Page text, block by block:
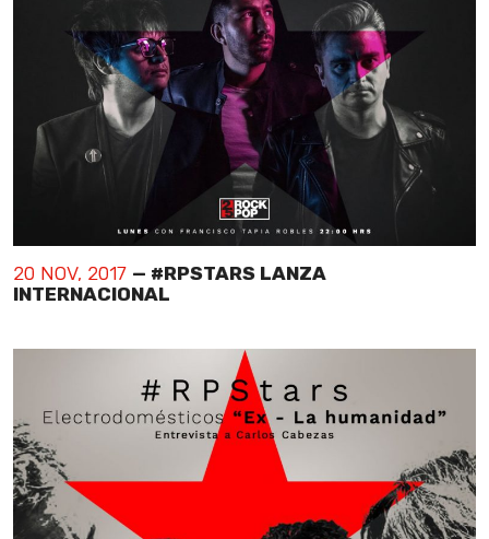
20 NOV, 2017 — #RPSTARS LANZA
INTERNACIONAL